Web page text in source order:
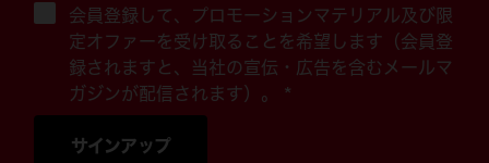
会員登録して、プロモーションマテリアル及び限
定オファーを受け取ることを希望します（会員登
録されますと、当社の宣伝・広告を含むメールマ
ガジンが配信されます）。 *
サインアップ